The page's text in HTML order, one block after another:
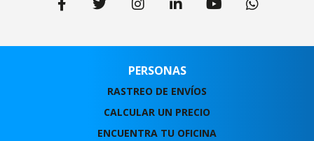
PERSONAS
RASTREO DE ENVÍOS
CALCULAR UN PRECIO
ENCUENTRA TU OFICINA